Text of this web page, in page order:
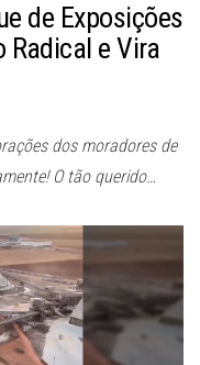
de Exposições
Radical e Vira
dos moradores de
O tão querido…